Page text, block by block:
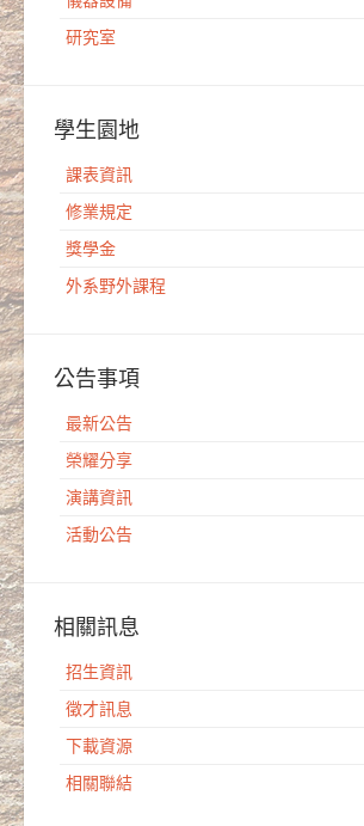
研究室
學生園地
課表資訊
修業規定
獎學金
外系野外課程
公告事項
最新公告
榮耀分享
演講資訊
活動公告
相關訊息
招生資訊
徵才訊息
下載資源
相關聯結